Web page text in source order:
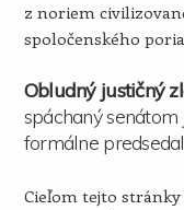
z noriem
spoločenského
Obludný justičný
spáchaný senátom
formálne
Cieľom tejto stránky